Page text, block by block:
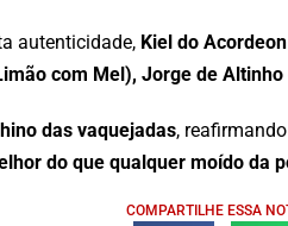
autenticidade, Kiel do Acordeon
com Mel), Jorge de Altinho
das vaquejadas,
do que qualquer moído da
COMPARTILHE ESSA